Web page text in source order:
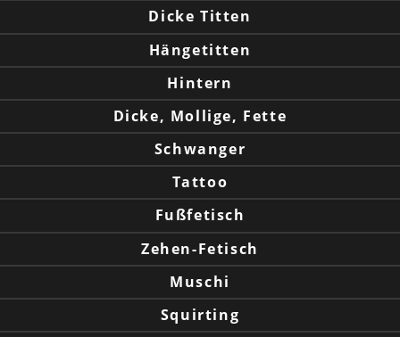
Dicke Titten
Hängetitten
Hintern
Dicke, Mollige, Fette
Schwanger
Tattoo
Fußfetisch
Zehen-Fetisch
Muschi
Squirting